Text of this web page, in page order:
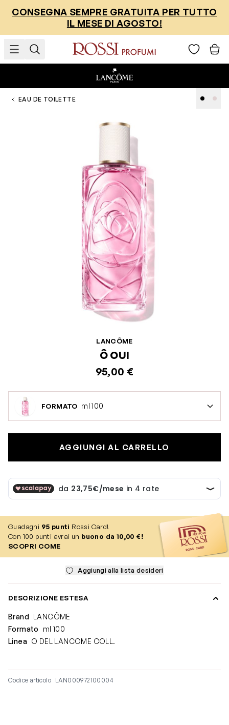
CONSEGNA SEMPRE GRATUITA PER TUTTO
IL MESE DI AGOSTO!
EAU DE TOILETTE
LANCÔME
Ô OUI
95,00 €
FORMATO ml 100
AGGIUNGI AL CARRELLO
Guadagni 95 punti Rossi Card!
Con 100 punti avrai un buono da 10,00 €!
SCOPRI COME
Aggiungi alla lista desideri
DESCRIZIONE ESTESA
Brand LANCÔME
Formato
ml 100
Linea O DEL LANCOME COLL.
Codice articolo LAN000972100004